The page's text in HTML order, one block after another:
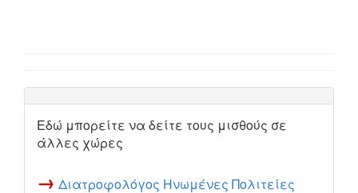
Εδώ μπορείτε να δείτε τους μισθούς σε
άλλες χώρες
→ Διατροφολόγος Ηνωμένες Πολιτείες